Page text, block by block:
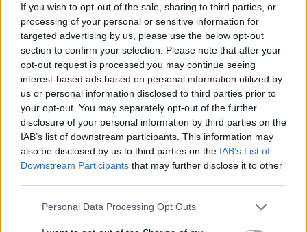
If you wish to opt-out of the sale, sharing to third parties, or
processing of your personal or sensitive information for
targeted advertising by us, please use the below opt-out
section to confirm your selection. Please note that after your
opt-out request is processed you may continue seeing
interest-based ads based on personal information utilized by
us or personal information disclosed to third parties prior to
your opt-out. You may separately opt-out of the further
disclosure of your personal information by third parties on the
IAB’s list of downstream participants. This information may
also be disclosed by us to third parties on the IAB’s List of
Downstream Participants that may further disclose it to other
Personal Data Processing Opt Outs
magyar-ukrán tárgyalások eredményeivel,
továbbá, hogy a csatlakozási folyamat
keretében az Európai Unió folyamatosan
ellenőrizni fogja ezen cselekvési terv
végrehajtását.
„Az átfogó megállapodásra
tekintettel a magyar
kormány felkéri Ukrajnát,
hogy módosítsa a kisebbségi
cselekvési tervét a